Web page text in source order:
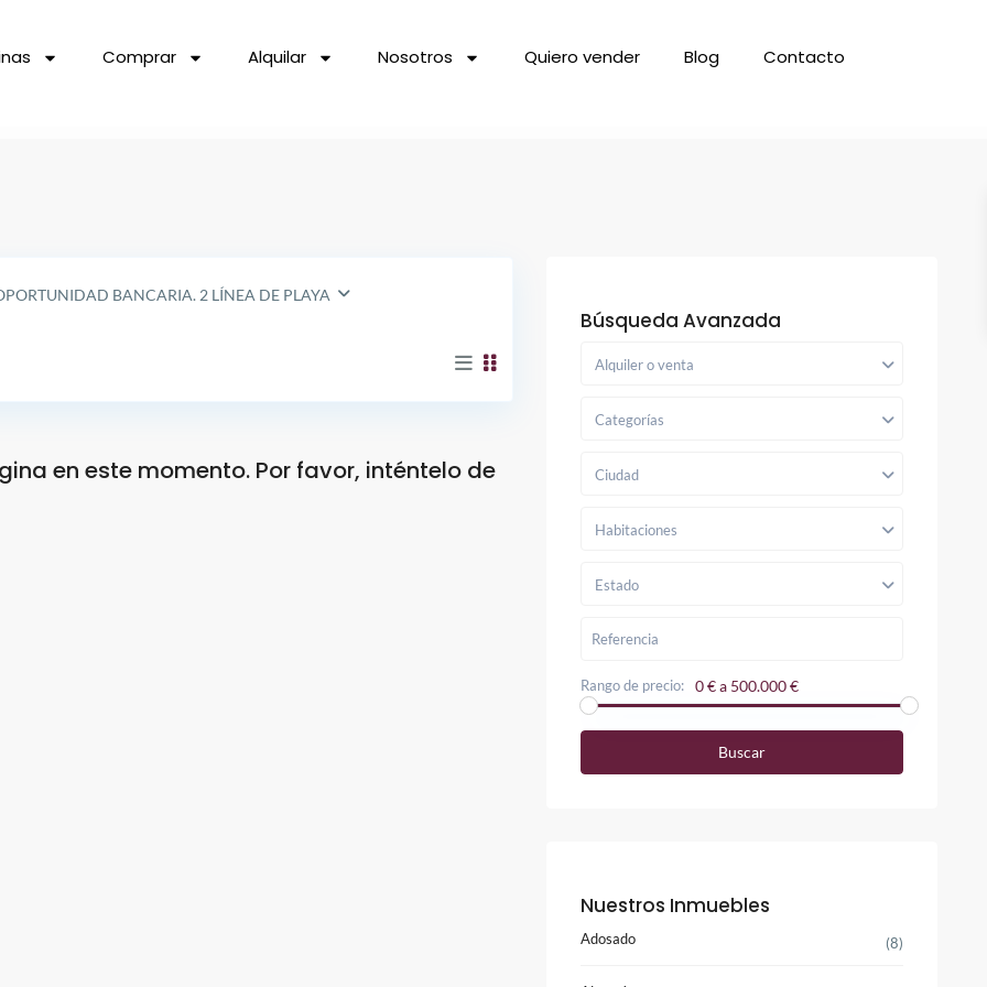
Comprar Alquilar Nosotros Quiero vender Blog Contacto
BANCARIA. 2 LÍNEA DE PLAYA
en este momento. Por favor, inténtelo de
Búsqueda Avanzada
Alquiler o venta
Categorías
Ciudad
Habitaciones
Estado
Rango de precio: 0 € a 500.000 €
Buscar
Nuestros Inmuebles
Adosado (8)